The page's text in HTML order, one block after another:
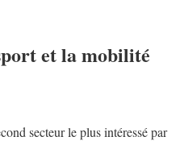
et la mobilité
secteur le plus intéressé par